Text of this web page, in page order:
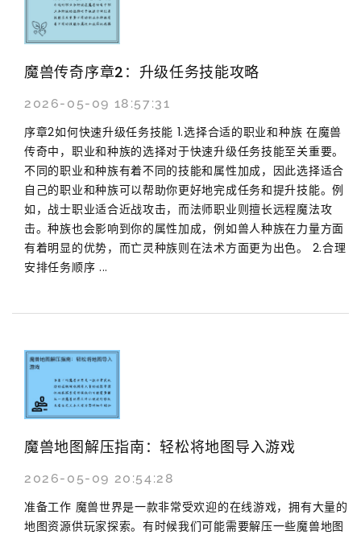
魔兽传奇序章2：升级任务技能攻略
2026-05-09 18:57:31
序章2如何快速升级任务技能 1.选择合适的职业和种族 在魔兽
传奇中，职业和种族的选择对于快速升级任务技能至关重要。
不同的职业和种族有着不同的技能和属性加成，因此选择适合
自己的职业和种族可以帮助你更好地完成任务和提升技能。例
如，战士职业适合近战攻击，而法师职业则擅长远程魔法攻
击。种族也会影响到你的属性加成，例如兽人种族在力量方面
有着明显的优势，而亡灵种族则在法术方面更为出色。 2.合理
安排任务顺序 ...
魔兽地图解压指南：轻松将地图导入游戏
2026-05-09 20:54:28
准备工作 魔兽世界是一款非常受欢迎的在线游戏，拥有大量的
地图资源供玩家探索。有时候我们可能需要解压一些魔兽地图